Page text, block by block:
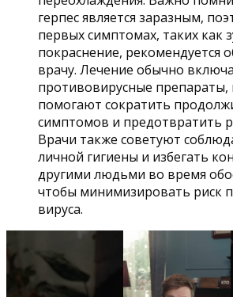
герпес является заразным,
первых симптомах, таких как
покраснение, рекомендуется
врачу. Лечение обычно
противовирусные препараты,
помогают сократить
симптомов и предотвратить
Врачи также советуют
личной гигиены и избегать
другими людьми во время
чтобы минимизировать риск
вируса.